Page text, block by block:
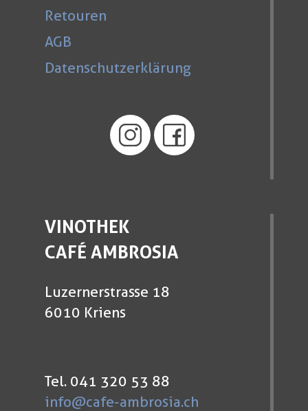
Retouren
AGB
Datenschutzerklärung
VINOTHEK
CAFÉ AMBROSIA
Luzernerstrasse 18
6010 Kriens
Tel. 041 320 53 88
info@cafe-ambrosia.ch